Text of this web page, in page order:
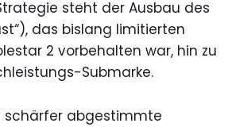
steht der Ausbau des
das bislang limitierten
2 vorbehalten war, hin zu
Submarke.
schärfer abgestimmte